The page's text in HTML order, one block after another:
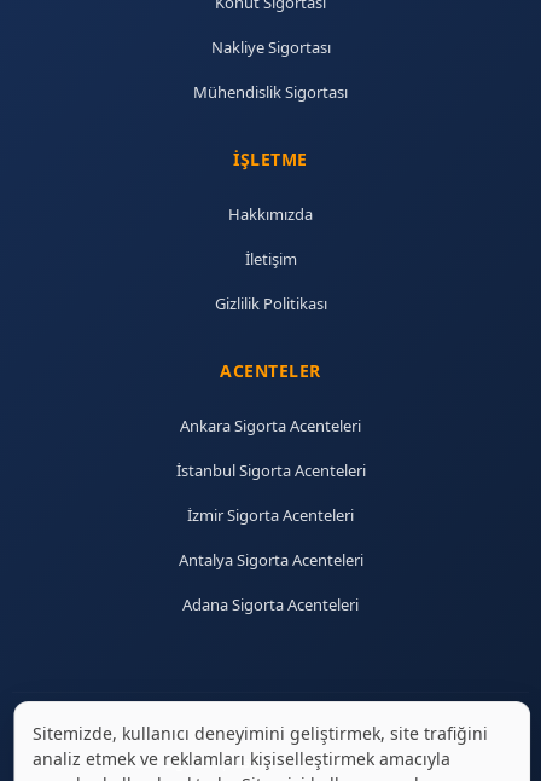
Nakliye Sigortası
Mühendislik Sigortası
İŞLETME
Hakkımızda
İletişim
Gizlilik Politikası
ACENTELER
Ankara Sigorta Acenteleri
İstanbul Sigorta Acenteleri
İzmir Sigorta Acenteleri
Antalya Sigorta Acenteleri
Adana Sigorta Acenteleri
© 2026 sigortaciplus.com | Tüm hakları saklıdır.
Sitemizde, kullanıcı deneyimini geliştirmek, site trafiğini
analiz etmek ve reklamları kişiselleştirmek amacıyla